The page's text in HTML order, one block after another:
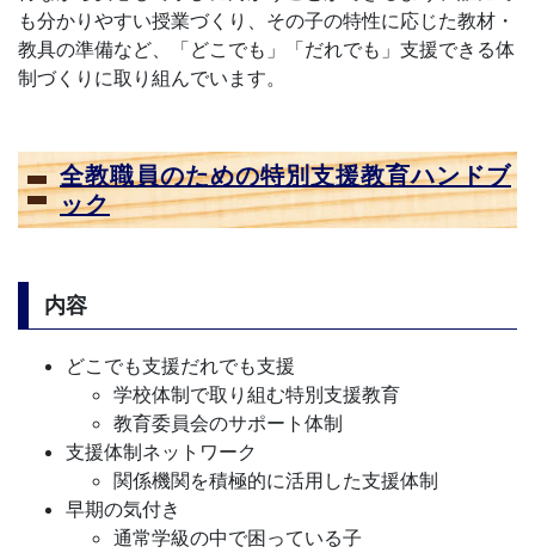
も分かりやすい授業づくり、その子の特性に応じた教材・
教具の準備など、「どこでも」「だれでも」支援できる体
制づくりに取り組んでいます。
全教職員のための特別支援教育ハンドブ
ック
内容
どこでも支援だれでも支援
学校体制で取り組む特別支援教育
教育委員会のサポート体制
支援体制ネットワーク
関係機関を積極的に活用した支援体制
早期の気付き
通常学級の中で困っている子